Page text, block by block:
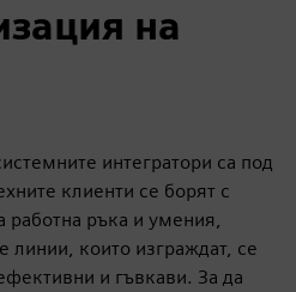
на
интегратори са под
клиенти се борят с
ръка и умения,
линии, които изграждат, се
и гъвкави. За да